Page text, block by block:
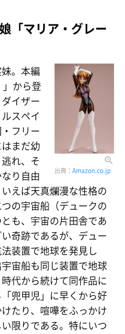
「マリア・グレー
出典： Amazon.co.jp
。本編
から登
イザー
スペイ
フリー
まだ幼
れ、そ
り自由
えば天真爛漫な性格の
の宇宙船（デュークの
も、宇宙の片田舎であ
奇跡であるが、デュー
装置で地球を発見し
宙船も同じ装置で地球
代から続けて同作品に
兜甲児」に早くから好
たり、喧嘩をふっかけ
限りである。特にいつ